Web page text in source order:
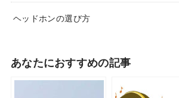
ヘッドホンの選び方
あなたにおすすめの記事